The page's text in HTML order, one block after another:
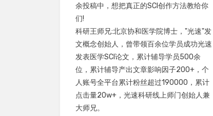
余投稿中，想把真正的SCI创作方法教给你
们!
科研王师兄:北京协和医学院博士，"光速"发
文概念创始人，曾带领百余位学员成功光速
发表医学SCI论文，累计辅导学员500余
位，累计辅导产出文章影响因子200+，个
人账号全平台累计粉丝超过190000，累计
点击量20w+，光速科研线上师门创始人兼
大师兄。